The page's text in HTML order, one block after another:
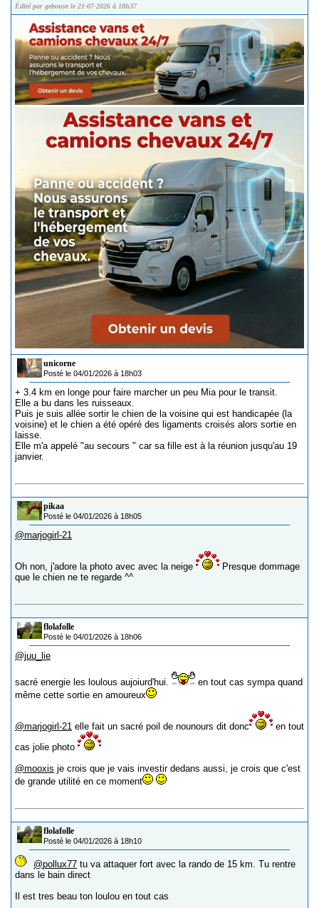
Édité par gebouye le 21-07-2026 à 18h37
unicorne
Posté le 04/01/2026 à 18h03
+ 3.4 km en longe pour faire marcher un peu Mia pour le transit.
Elle a bu dans les ruisseaux.
Puis je suis allée sortir le chien de la voisine qui est handicapée (la
voisine) et le chien a été opéré des ligaments croisés alors sortie en
laisse.
Elle m'a appelé "au secours " car sa fille est à la réunion jusqu'au 19
janvier.
pikaa
Posté le 04/01/2026 à 18h05
@marjogirl-21
Oh non, j'adore la photo avec avec la neige
Presque dommage
que le chien ne te regarde ^^
flolafolle
Posté le 04/01/2026 à 18h06
@juu_lie
sacré energie les loulous aujoiurd'hui.
en tout cas sympa quand
même cette sortie en amoureux
@marjogirl-21 elle fait un sacré poil de nounours dit donc
en tout
cas jolie photo
@mooxis je crois que je vais investir dedans aussi, je crois que c'est
de grande utilité en ce moment
flolafolle
Posté le 04/01/2026 à 18h10
@pollux77 tu va attaquer fort avec la rando de 15 km. Tu rentre
dans le bain direct
Il est tres beau ton loulou en tout cas